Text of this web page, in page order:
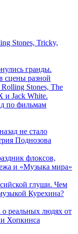
Stones, Tricky,
гранды.
сцены разной
Stones, The
и Jack White.
по фильмам
не стало
Поднозова
флоксов,
и «Музыка мира»
глуши. Чем
Курехина?
реальных людях от
Хопкинса